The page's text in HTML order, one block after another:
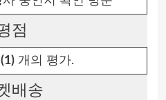
점
(1)개의 평가.
배송